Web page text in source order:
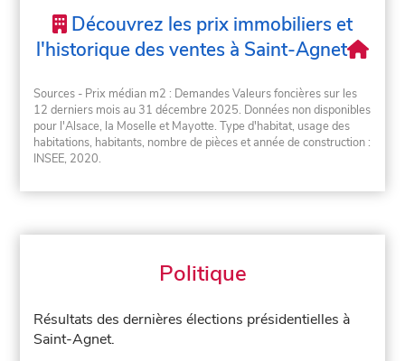
Découvrez les prix immobiliers et
l'historique des ventes à Saint-Agnet
Sources - Prix médian m2 : Demandes Valeurs foncières sur les
12 derniers mois au 31 décembre 2025. Données non disponibles
pour l'Alsace, la Moselle et Mayotte. Type d'habitat, usage des
habitations, habitants, nombre de pièces et année de construction :
INSEE, 2020.
Politique
Résultats des dernières élections présidentielles à
Saint-Agnet.